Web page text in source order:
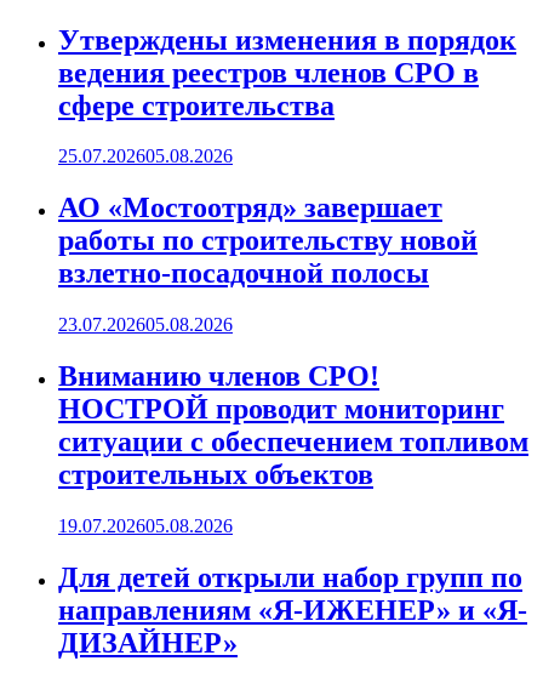
Утверждены изменения в порядок
ведения реестров членов СРО в
сфере строительства
25.07.202605.08.2026
АО «Мостоотряд» завершает
работы по строительству новой
взлетно-посадочной полосы
23.07.202605.08.2026
Вниманию членов СРО!
НОСТРОЙ проводит мониторинг
ситуации с обеспечением топливом
строительных объектов
19.07.202605.08.2026
Для детей открыли набор групп по
направлениям «Я-ИЖЕНЕР» и «Я-
ДИЗАЙНЕР»